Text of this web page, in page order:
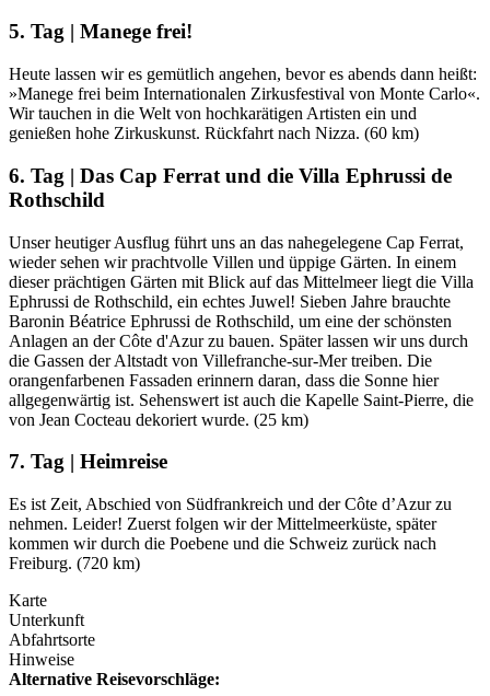
5. Tag | Manege frei!
Heute lassen wir es gemütlich angehen, bevor es abends dann heißt:
»Manege frei beim Internationalen Zirkusfestival von Monte Carlo«.
Wir tauchen in die Welt von hochkarätigen Artisten ein und
genießen hohe Zirkuskunst. Rückfahrt nach Nizza. (60 km)
6. Tag | Das Cap Ferrat und die Villa Ephrussi de
Rothschild
Unser heutiger Ausflug führt uns an das nahegelegene Cap Ferrat,
wieder sehen wir prachtvolle Villen und üppige Gärten. In einem
dieser prächtigen Gärten mit Blick auf das Mittelmeer liegt die Villa
Ephrussi de Rothschild, ein echtes Juwel! Sieben Jahre brauchte
Baronin Béatrice Ephrussi de Rothschild, um eine der schönsten
Anlagen an der Côte d'Azur zu bauen. Später lassen wir uns durch
die Gassen der Altstadt von Villefranche-sur-Mer treiben. Die
orangenfarbenen Fassaden erinnern daran, dass die Sonne hier
allgegenwärtig ist. Sehenswert ist auch die Kapelle Saint-Pierre, die
von Jean Cocteau dekoriert wurde. (25 km)
7. Tag | Heimreise
Es ist Zeit, Abschied von Südfrankreich und der Côte d’Azur zu
nehmen. Leider! Zuerst folgen wir der Mittelmeerküste, später
kommen wir durch die Poebene und die Schweiz zurück nach
Freiburg. (720 km)
Karte
Unterkunft
Abfahrtsorte
Hinweise
Alternative Reisevorschläge: